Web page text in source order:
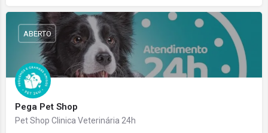
Pega Pet Shop
Pet Shop Clinica Veterinária 24h
ABERTO